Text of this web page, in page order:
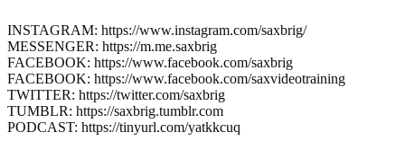
INSTAGRAM: https://www.instagram.com/saxbrig/
MESSENGER: https://m.me.saxbrig
FACEBOOK: https://www.facebook.com/saxbrig
FACEBOOK: https://www.facebook.com/saxvideotraining
TWITTER: https://twitter.com/saxbrig
TUMBLR: https://saxbrig.tumblr.com
PODCAST: https://tinyurl.com/yatkkcuq